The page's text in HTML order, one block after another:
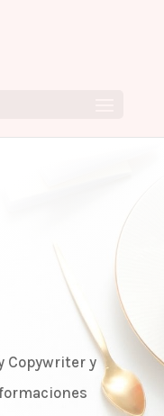
Copywriter y